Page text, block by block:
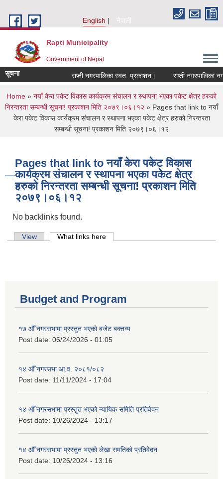
English
नेपाली
Rapti Municipality
Government of Nepal
सूचना राप्ती नगरपालिका स्वत: प्रकाशन। राप्ती नगरपालिका
You are here
Home » नयाँ केरा पकेट विकास कार्यक्रम संचालन र स्थापना भएका पकेट क्षेत्र हरुको
निरन्तरता सम्बन्धी सूचना! प्रकाशन मिति २०७९।०६।१२ » Pages that link to नयाँ
केरा पकेट विकास कार्यक्रम संचालन र स्थापना भएका पकेट क्षेत्र हरुको निरन्तरता
सम्बन्धी सूचना! प्रकाशन मिति २०७९।०६।१२
Pages that link to नयाँ केरा पकेट विकास
कार्यक्रम संचालन र स्थापना भएका पकेट क्षेत्र
हरुको निरन्तरता सम्बन्धी सूचना! प्रकाशन मिति
२०७९।०६।१२
No backlinks found.
Primary tabs
View What links here
Budget and Program
१७ औँ नगरसभामा प्रस्तुत भएको बजेट बक्तव्य
Post date: 06/24/2026 - 01:05
१४ औँ नगरसभा आ.व. २०८१/०८२
Post date: 11/11/2024 - 17:04
१४ औँ नगरसभामा प्रस्तुत भएको न्यायिक समिति प्रतिवेदन
Post date: 10/26/2024 - 13:17
१४ औँ नगरसभामा प्रस्तुत भएको लेखा समतिको प्रतिवेदन
Post date: 10/26/2024 - 13:16